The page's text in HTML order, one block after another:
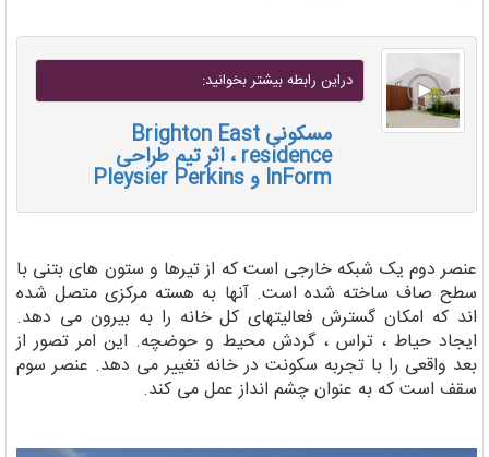
دراين رابطه بيشتر بخوانيد:
مسکونی Brighton East
residence ، اثر تیم طراحی
InForm و Pleysier Perkins
عنصر دوم یک شبکه خارجی است که از تیرها و ستون های بتنی با
سطح صاف ساخته شده است. آنها به هسته مرکزی متصل شده
اند که امکان گسترش فعالیتهای کل خانه را به بیرون می دهد.
ایجاد حیاط ، تراس ، گردش محیط و حوضچه. این امر تصور از
بعد واقعی را با تجربه سکونت در خانه تغییر می دهد. عنصر سوم
سقف است که به عنوان چشم انداز عمل می کند.